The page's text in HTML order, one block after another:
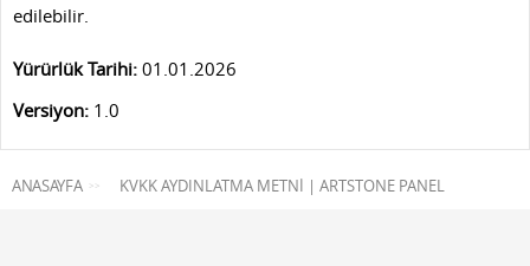
edilebilir.
Yürürlük Tarihi: 01.01.2026
Versiyon: 1.0
ANASAYFA >> KVKK AYDINLATMA METNI | ARTSTONE PANEL